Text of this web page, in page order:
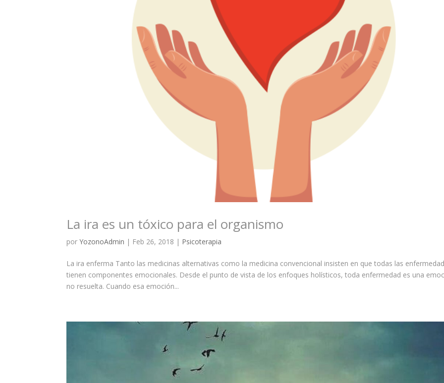
La ira es un tóxico para el organismo
porYozonoAdmin | Feb 26, 2018 | Psicoterapia
La ira enferma Tanto las medicinas alternativas como la medicina convencional insisten en que todas las
tienen componentes emocionales. Desde el punto de vista de los enfoques holísticos, toda enfermedad es una
no resuelta. Cuando esa emoción...